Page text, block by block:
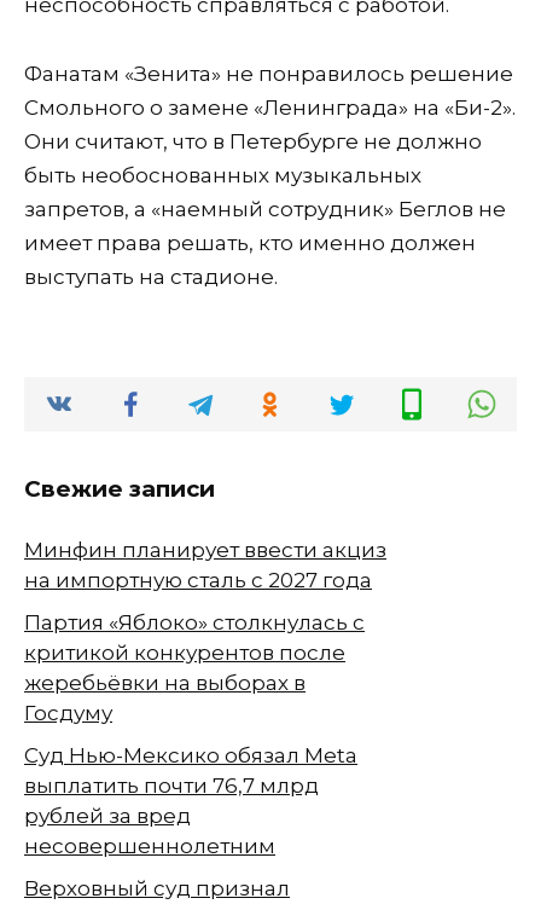
неспособность справляться с работой.
Фанатам «Зенита» не понравилось решение
Смольного о замене «Ленинграда» на «Би-2».
Они считают, что в Петербурге не должно
быть необоснованных музыкальных
запретов, а «наемный сотрудник» Беглов не
имеет права решать, кто именно должен
выступать на стадионе.
Свежие записи
Минфин планирует ввести акциз
на импортную сталь с 2027 года
Партия «Яблоко» столкнулась с
критикой конкурентов после
жеребьёвки на выборах в
Госдуму
Суд Нью-Мексико обязал Meta
выплатить почти 76,7 млрд
рублей за вред
несовершеннолетним
Верховный суд признал